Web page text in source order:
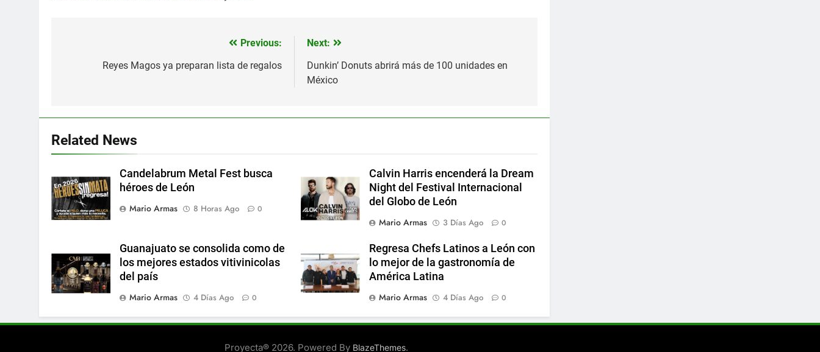
Previous:
Reyes Magos ya preparan lista de regalos
Next:
Dunkin’ Donuts abrirá más de 100 unidades en
México
Related News
Candelabrum Metal Fest busca
héroes de León
Mario Armas
8 Horas Ago 0
Calvin Harris encenderá la Dream
Night del Festival Internacional
del Globo de León
Mario Armas
3 Días Ago 0
Guanajuato se consolida como de
los mejores estados vitivinicolas
del país
Mario Armas
4 Días Ago 0
Regresa Chefs Latinos a León con
lo mejor de la gastronomía de
América Latina
Mario Armas
4 Días Ago 0
Proyecta® 2026. Powered By BlazeThemes.